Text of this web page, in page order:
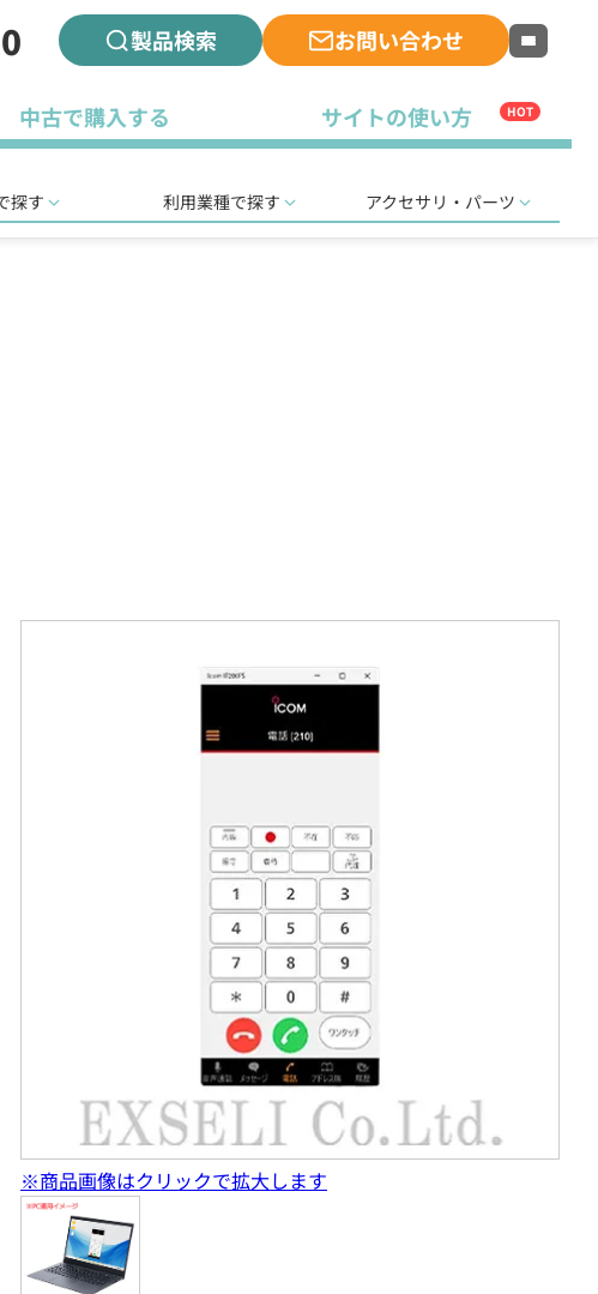
製品検索 お問い合わせ
中古で購入する サイトの使い方 HOT
探す 利用業種で探す アクセサリ・パーツ
※商品画像はクリックで拡大します